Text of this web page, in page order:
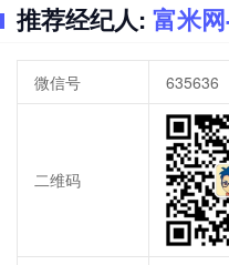
推荐经纪人: 富米
微信号 635636
二维码